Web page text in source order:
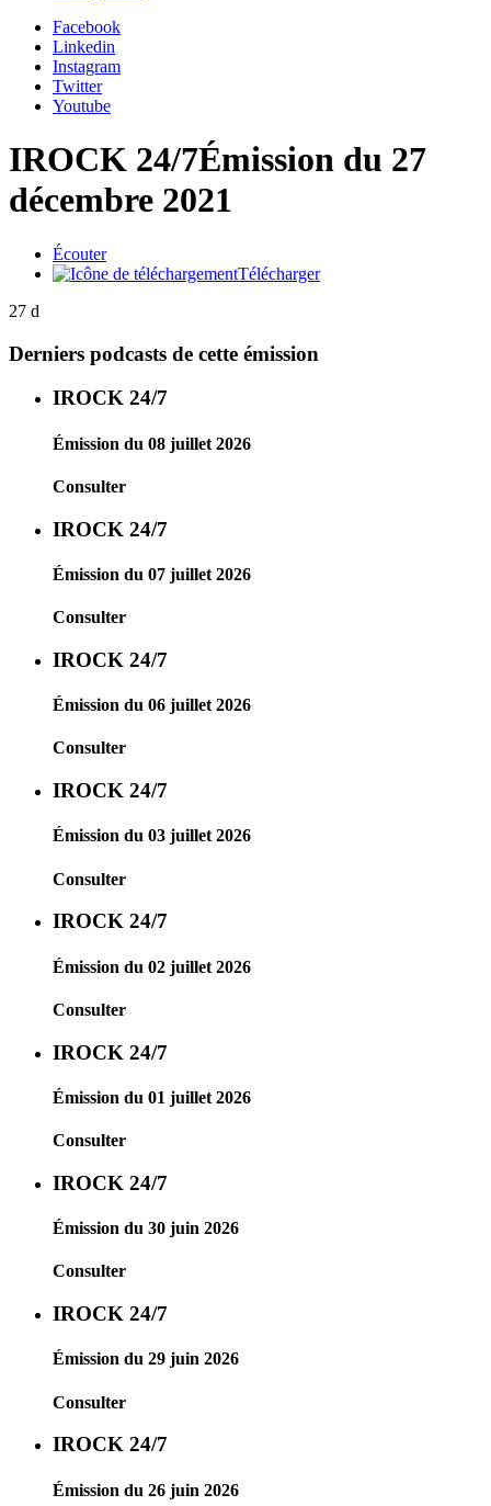
Facebook
Linkedin
Instagram
Twitter
Youtube
IROCK 24/7Émission du 27
décembre 2021
Écouter
Télécharger
27 d
Derniers podcasts de cette émission
IROCK 24/7
Émission du 08 juillet 2026
Consulter
IROCK 24/7
Émission du 07 juillet 2026
Consulter
IROCK 24/7
Émission du 06 juillet 2026
Consulter
IROCK 24/7
Émission du 03 juillet 2026
Consulter
IROCK 24/7
Émission du 02 juillet 2026
Consulter
IROCK 24/7
Émission du 01 juillet 2026
Consulter
IROCK 24/7
Émission du 30 juin 2026
Consulter
IROCK 24/7
Émission du 29 juin 2026
Consulter
IROCK 24/7
Émission du 26 juin 2026